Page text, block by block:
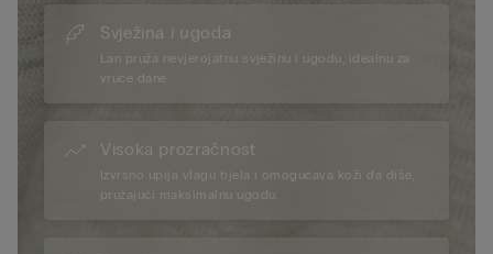
Svježina i ugoda
Lan pruža nevjerojatnu svježinu i ugodu, idealnu za
vruće dane.
Visoka prozračnost
Izvrsno upija vlagu tijela i omogućava koži da diše,
pružajući maksimalnu ugodu.